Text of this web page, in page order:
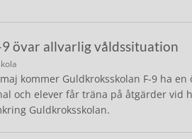
övar allvarlig våldssituation
kommer Guldkroksskolan F-9 ha
och elever får träna på åtgärder vid
Guldkroksskolan.